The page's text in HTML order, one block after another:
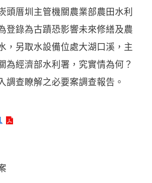
頭厝圳主管機關農業部農田水利
登錄為古蹟恐影響未來修繕及農
，另取水設備位處大湖口溪，主
為經濟部水利署，究實情為何？
調查瞭解之必要案調查報告。